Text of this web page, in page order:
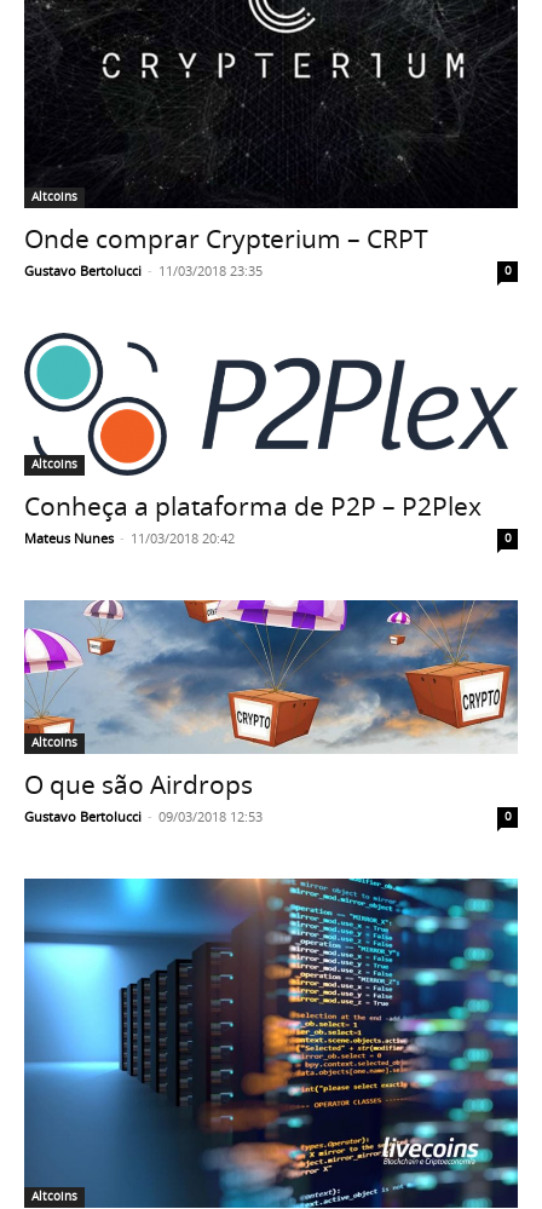
Altcoins
Onde comprar Crypterium – CRPT
Gustavo Bertolucci - 11/03/2018 23:35 0
Altcoins
Conheça a plataforma de P2P – P2Plex
Mateus Nunes - 11/03/2018 20:42 0
Altcoins
O que são Airdrops
Gustavo Bertolucci - 09/03/2018 12:53 0
Altcoins